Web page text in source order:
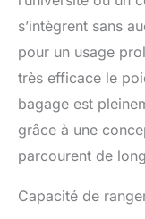
s’intègrent sans
pour un usage
très efficace le
bagage est
grâce à une
parcourent de
Capacité de